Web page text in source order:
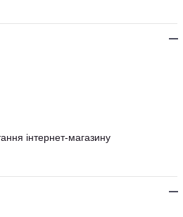
інтернет-магазину